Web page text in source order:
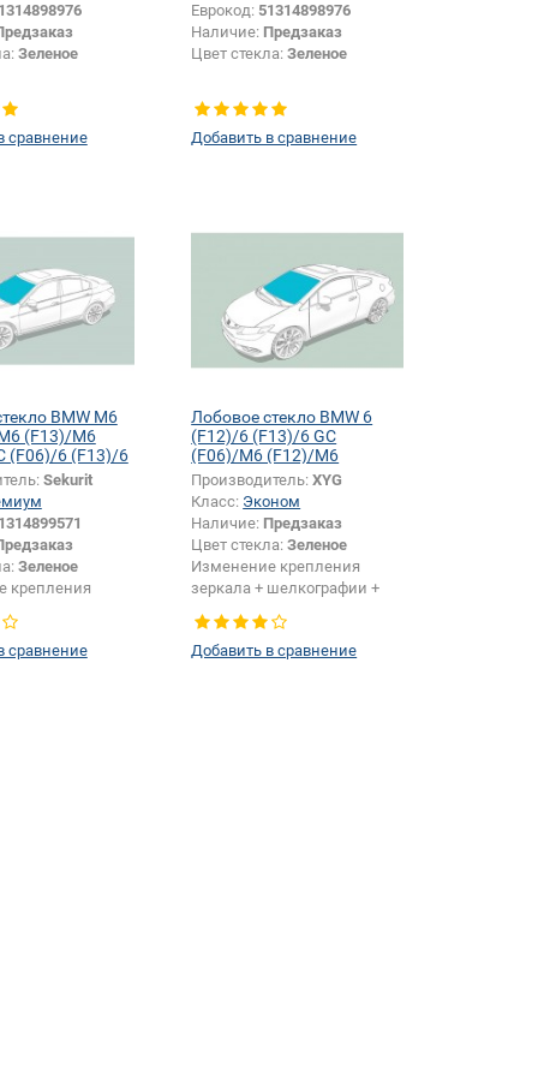
Зеленое
сравнение
Еврокод: 51314898976
Наличие: Предзаказ
Цвет стекла:Зеленое
Добавить в сравнение
BMW M6
(F13)/M6
(F06)/6 (F13)/6
Sekurit
Зеленое
крепления
+
сравнение
Лобовое стекло BMW 6
(F12)/6 (F13)/6 GC
(F06)/M6 (F12)/M6
(F13)/M6 GC (F06)
Производитель:XYG
Класс: Эконом
Наличие: Предзаказ
Цвет стекла:Зеленое
Изменение крепления
зеркала + шелкографии +
датчика: Да
Добавить в сравнение